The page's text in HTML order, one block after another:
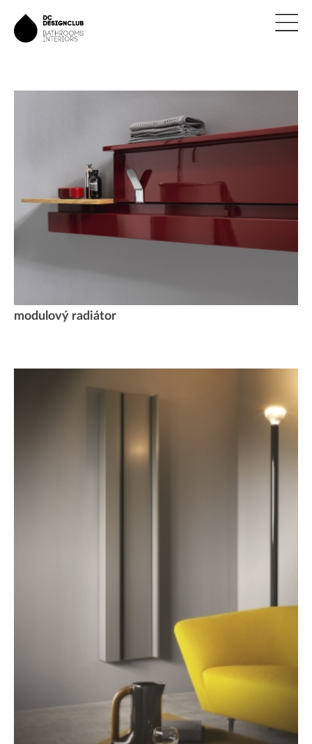
modulový radiátor
ZNAČKY
NOVINKY
NÁVRHY
REALIZACE
KONTAKTY